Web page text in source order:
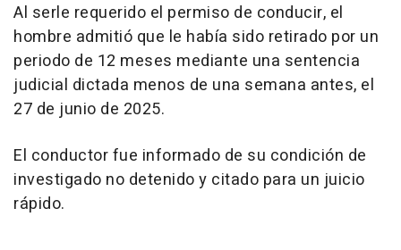
Al serle requerido el permiso de conducir, el
hombre admitió que le había sido retirado por un
periodo de 12 meses mediante una sentencia
judicial dictada menos de una semana antes, el
27 de junio de 2025.
El conductor fue informado de su condición de
investigado no detenido y citado para un juicio
rápido.